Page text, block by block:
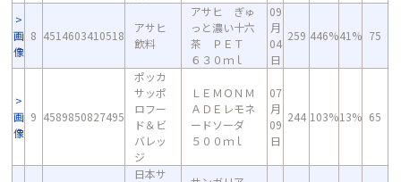
画
像
8 4514603410518
アサヒ
飲料
アサヒ ぎゅ
っと濃い十六
茶 ＰＥＴ
６３０ｍｌ
09
月
04
日
259 446%41% 75
画
像
9 4589850827495
ポッカ
サッポ
ロフー
ド＆ビ
バレッ
ジ
ＬＥＭＯＮＭ
ＡＤＥレモネ
ードソーダ
５００ｍｌ
07
月
09
日
244 103%13% 65
日本サ